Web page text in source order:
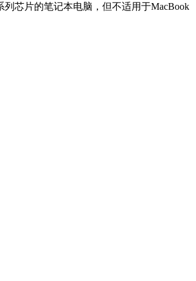
芯片的笔记本电脑，但不适用于MacBook